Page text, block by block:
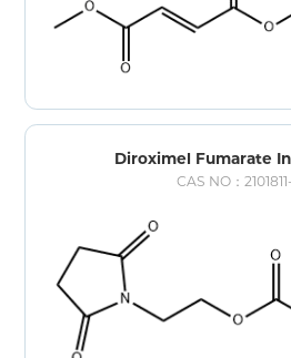
Diroximel Fumarate
CAS NO：